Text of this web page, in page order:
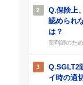
2
Q.保険上
認められ
は？
薬剤師のた
3
Q.SGLT2
イ時の適